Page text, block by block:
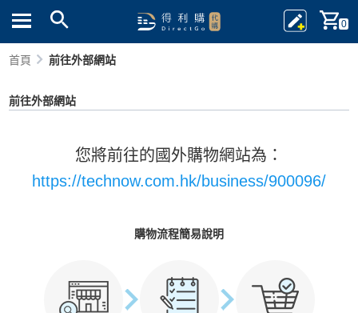
0
首頁 前往外部網站
前往外部網站
您將前往的國外購物網站為：
https://technow.com.hk/business/900096/
購物流程簡易說明